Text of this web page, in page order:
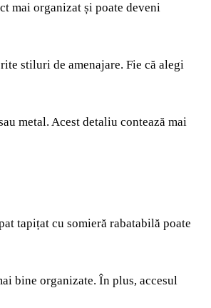
mai organizat și poate deveni
stiluri de amenajare. Fie că alegi
metal. Acest detaliu contează mai
tapițat cu somieră rabatabilă poate
bine organizate. În plus, accesul